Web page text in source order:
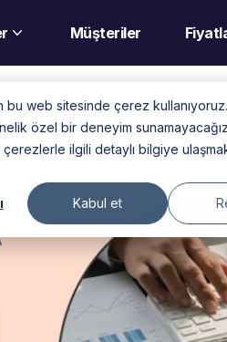
bu web sitesinde çerez kullanıyoruz.
özel bir deneyim
ilgili detaylı bilgiye
Kabul et
Müşteriler